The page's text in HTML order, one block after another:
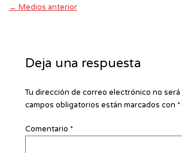
← Medios anterior
Deja una respuesta
Tu dirección de correo electrónico no será
campos obligatorios están marcados con *
Comentario *